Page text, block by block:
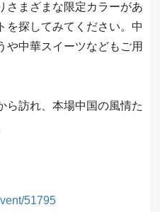
さまざまな限定カラーがあ
を探してみてください。中
や中華スイーツなどもご用
ら訪れ、本場中国の風情た
51795